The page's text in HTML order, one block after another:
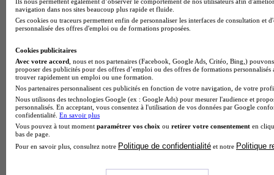
BTS Sp3s en alternance
Master CCA en alternance
BTS Ndrc en alternance
Cap Fleuriste en alternance
BTS Sio en alternance
MSc Marketing Digital en alternance
BTS Gpme en alternance
Cap Electricien en alternance
BTS Gpn en alternance
BTS Domotique en alternance
BAC Pro Agora en alternance
BTS Sta en alternance
navigation dans nos sites beaucoup plus rapide et fluide.
Ces cookies ou traceurs permettent enfin de personnaliser les interfaces de consultation et
personnalisée des offres d'emploi ou de formations proposées.
Cookies publicitaires
Avec votre accord , nous et nos partenaires (Facebook, Google Ads, Critéo, Bing,)
proposer des publicités pour des offres d’emploi ou des offres de formations
trouver rapidement un emploi ou une formation.
Nos partenaires personnalisent ces publicités en fonction de votre navigation, de votre
Nous utilisons des technologies Google (ex : Google Ads) pour mesurer l'audience et
personnalisés. En acceptant, vous consentez à l'utilisation de vos données par Google
confidentialité. En savoir plus
Vous pouvez à tout moment paramétrer vos choix ou retirer votre consentement en
bas de page.
Pour en savoir plus, consultez notre Politique de confidentialité et notre Politique